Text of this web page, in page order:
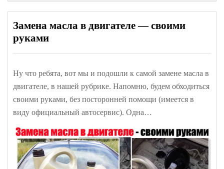
Замена масла в двигателе — своими
руками
Ну что ребята, вот мы и подошли к самой замене масла в
двигателе, в нашей рубрике. Напомню, будем обходиться
своими руками, без посторонней помощи (имеется в
виду официальный автосервис). Одна…